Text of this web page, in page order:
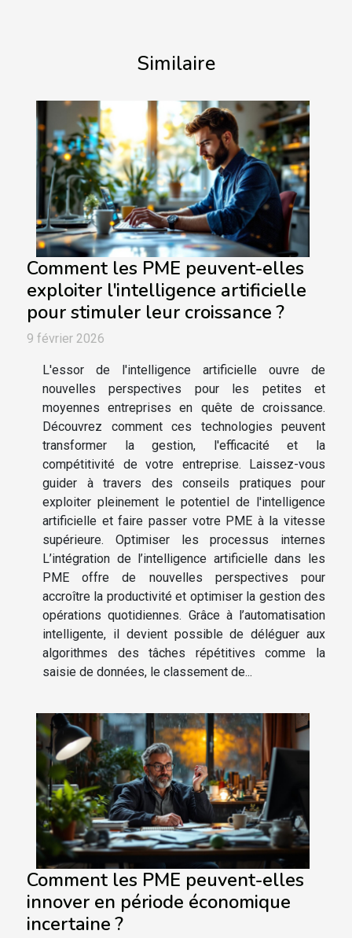
Similaire
Comment les PME peuvent-elles
exploiter l'intelligence artificielle
pour stimuler leur croissance ?
9 février 2026
L'essor de l'intelligence artificielle ouvre de
nouvelles perspectives pour les petites et
moyennes entreprises en quête de croissance.
Découvrez comment ces technologies peuvent
transformer la gestion, l'efficacité et la
compétitivité de votre entreprise. Laissez-vous
guider à travers des conseils pratiques pour
exploiter pleinement le potentiel de l'intelligence
artificielle et faire passer votre PME à la vitesse
supérieure. Optimiser les processus internes
L’intégration de l’intelligence artificielle dans les
PME offre de nouvelles perspectives pour
accroître la productivité et optimiser la gestion des
opérations quotidiennes. Grâce à l’automatisation
intelligente, il devient possible de déléguer aux
algorithmes des tâches répétitives comme la
saisie de données, le classement de...
Comment les PME peuvent-elles
innover en période économique
incertaine ?